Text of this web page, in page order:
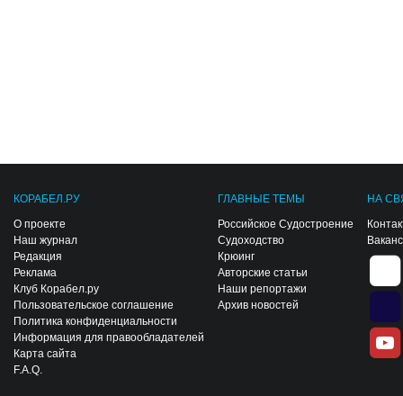
КОРАБЕЛ.РУ
О проекте
Наш журнал
Редакция
Реклама
Клуб Корабел.ру
Пользовательское соглашение
Политика конфиденциальности
Информация для правообладателей
Карта сайта
F.A.Q.
ГЛАВНЫЕ ТЕМЫ
Российское Судостроение
Судоходство
Крюинг
Авторские статьи
Наши репортажи
Архив новостей
НА